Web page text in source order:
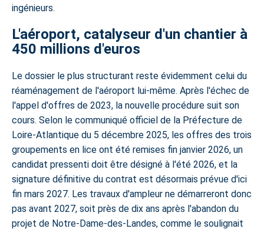
ingénieurs.
L'aéroport, catalyseur d'un chantier à
450 millions d'euros
Le dossier le plus structurant reste évidemment celui du
réaménagement de l'aéroport lui-même. Après l'échec de
l'appel d'offres de 2023, la nouvelle procédure suit son
cours. Selon le communiqué officiel de la Préfecture de
Loire-Atlantique du 5 décembre 2025, les offres des trois
groupements en lice ont été remises fin janvier 2026, un
candidat pressenti doit être désigné à l'été 2026, et la
signature définitive du contrat est désormais prévue d'ici
fin mars 2027. Les travaux d'ampleur ne démarreront donc
pas avant 2027, soit près de dix ans après l'abandon du
projet de Notre-Dame-des-Landes, comme le soulignait